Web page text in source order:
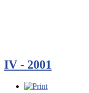
IV - 2001